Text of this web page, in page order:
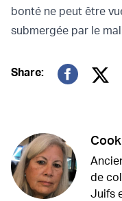
bonté ne peut être
submergée par le
Share:
de
Juifs